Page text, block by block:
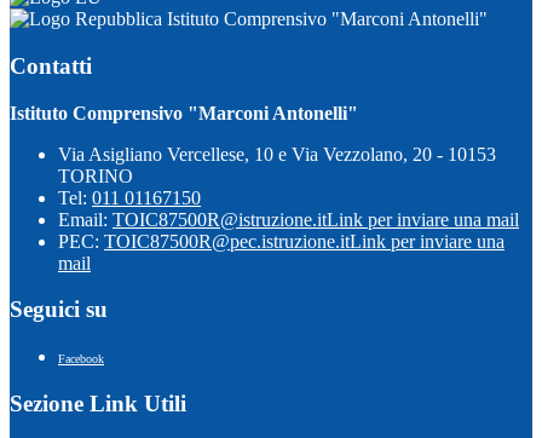
Istituto Comprensivo "Marconi Antonelli"
Contatti
Istituto Comprensivo "Marconi Antonelli"
Via Asigliano Vercellese, 10 e Via Vezzolano, 20 - 10153
TORINO
Tel: 011 01167150
Email: TOIC87500R@istruzione.itLink per inviare una mail
PEC: TOIC87500R@pec.istruzione.itLink per inviare una
mail
Seguici su
Facebook
Sezione Link Utili